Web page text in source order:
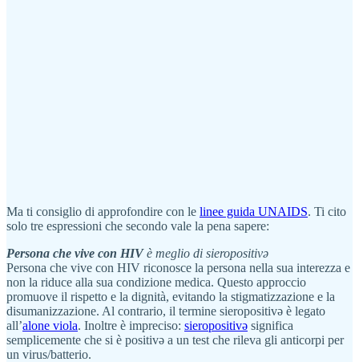
Ma ti consiglio di approfondire con le linee guida UNAIDS. Ti cito
solo tre espressioni che secondo vale la pena sapere:
Persona che vive con HIVè meglio di sieropositivə
Persona che vive con HIV riconosce la persona nella sua interezza e
non la riduce alla sua condizione medica. Questo approccio
promuove il rispetto e la dignità, evitando la stigmatizzazione e la
disumanizzazione. Al contrario, il termine sieropositivə è legato
all’alone viola. Inoltre è impreciso: sieropositivə significa
semplicemente che si è positivə a un test che rileva gli anticorpi per
un virus/batterio.